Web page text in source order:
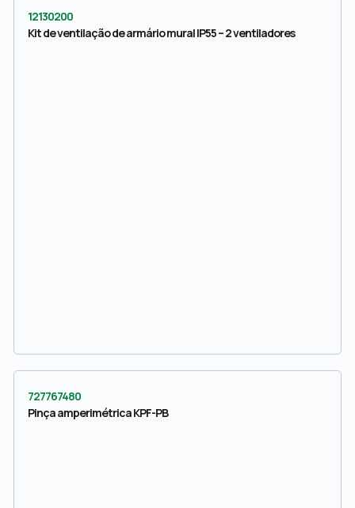
12130200
Kit de ventilação de armário mural IP55 – 2 ventiladores
727767480
Pinça amperimétrica KPF-PB